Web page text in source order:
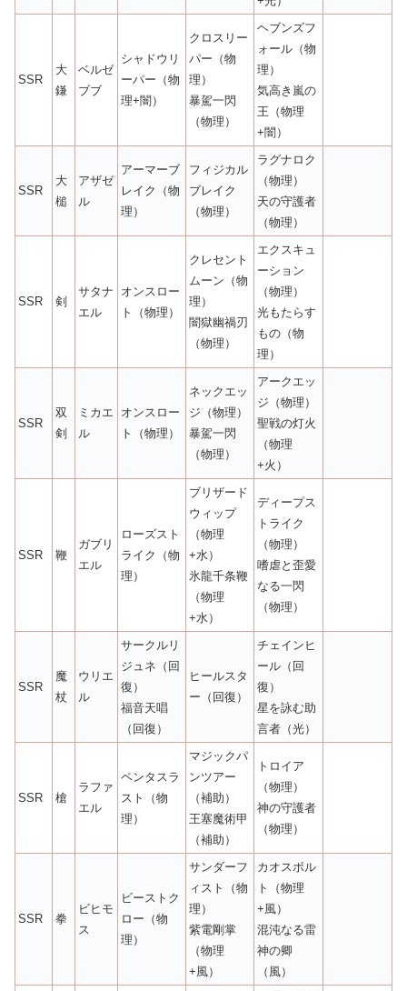
SSR
大
鎌
ベルゼ
ブブ
シャドウリ
ーパー（物
理+闇）
クロスリー
パー（物
理）
暴駕一閃
（物理）
ヘブンズフ
ォール（物
理）
気高き嵐の
王（物理
+闇）
SSR
大
槌
アザゼ
ル
アーマーブ
レイク（物
理）
フィジカル
ブレイク
（物理）
ラグナロク
（物理）
天の守護者
（物理）
SSR 剣
サタナ
エル
オンスロー
ト（物理）
クレセント
ムーン（物
理）
闇獄幽禍刃
（物理）
エクスキュ
ーション
（物理）
光もたらす
もの（物
理）
SSR
双
剣
ミカエ
ル
オンスロー
ト（物理）
ネックエッ
ジ（物理）
暴駕一閃
（物理）
アークエッ
ジ（物理）
聖戦の灯火
（物理
+火）
SSR 鞭
ガブリ
エル
ローズスト
ライク（物
理）
ブリザード
ウィップ
（物理
+水）
氷龍千条鞭
（物理
+水）
ディープス
トライク
（物理）
嗜虐と歪愛
なる一閃
（物理）
SSR
魔
杖
ウリエ
ル
サークルリ
ジュネ（回
復）
福音天唱
（回復）
ヒールスタ
ー（回復）
チェインヒ
ール（回
復）
星を詠む助
言者（光）
SSR 槍
ラファ
エル
ペンタスラ
スト（物
理）
マジックパ
ンツアー
（補助）
王塞魔術甲
（補助）
トロイア
（物理）
神の守護者
（物理）
SSR 拳
ビヒモ
ス
ビーストク
ロー（物
理）
サンダーフ
ィスト（物
理）
紫電剛掌
（物理
+風）
カオスボル
ト（物理
+風）
混沌なる雷
神の卿
（風）